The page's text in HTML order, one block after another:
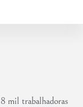
mil trabalhadoras